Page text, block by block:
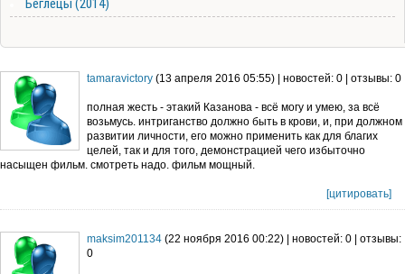
tamaravictory (13 апреля 2016 05:55) | новостей: 0 | отзывы: 0
полная жесть - этакий Казанова - всё могу и умею, за всё
возьмусь. интриганство должно быть в крови, и, при должном
развитии личности, его можно применить как для благих
целей, так и для того, демонстрацией чего избыточно
насыщен фильм. смотреть надо. фильм мощный.
[цитировать]
maksim201134 (22 ноября 2016 00:22) | новостей: 0 | отзывы:
0